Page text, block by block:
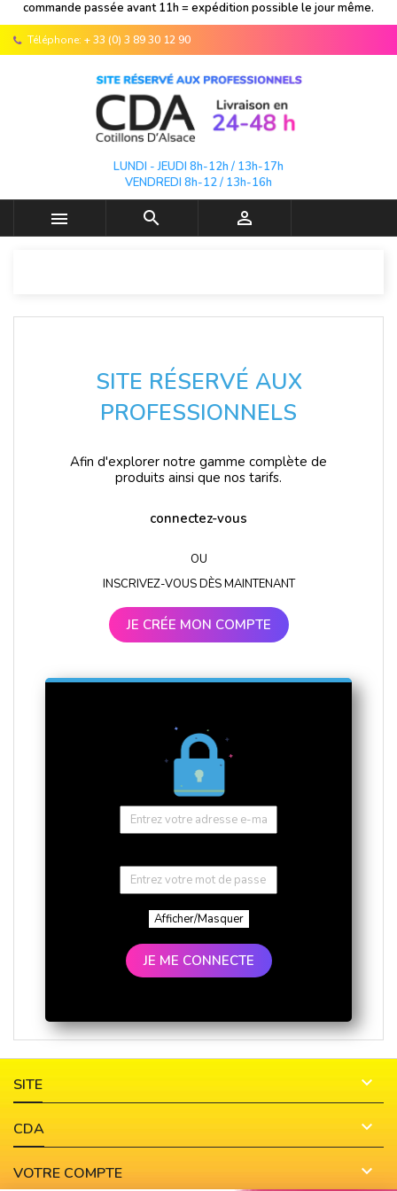
commande passée avant 11h = expédition possible le jour même.
Téléphone: + 33 (0) 3 89 30 12 90
LUNDI - JEUDI 8h-12h / 13h-17h
VENDREDI 8h-12 / 13h-16h
  
SITE RÉSERVÉ AUX
PROFESSIONNELS
Afin d'explorer notre gamme complète de
produits ainsi que nos tarifs.
connectez-vous
OU
INSCRIVEZ-VOUS DÈS MAINTENANT
JE CRÉE MON COMPTE
Afficher/Masquer
JE ME CONNECTE
SITE 
CDA 
VOTRE COMPTE 